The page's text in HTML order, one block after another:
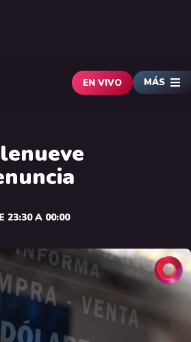
EN VIVO MÁS
23:30 A 00:00